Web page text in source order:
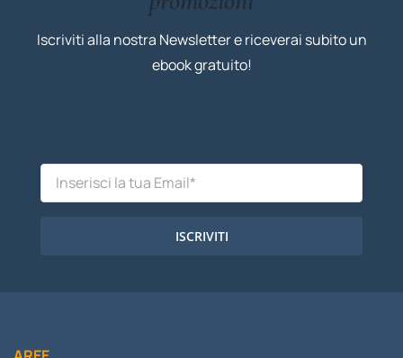
Iscriviti alla nostra Newsletter e riceverai subito un
ebook gratuito!
ISCRIVITI